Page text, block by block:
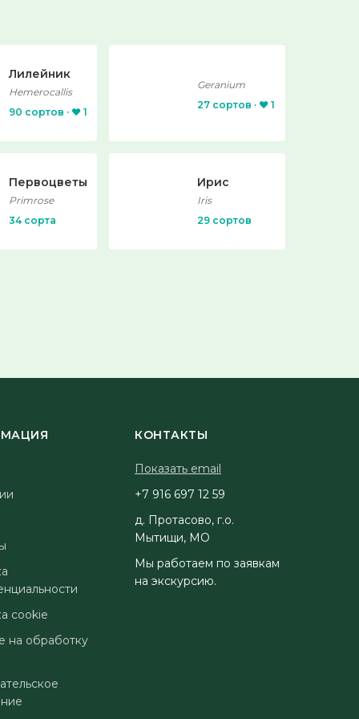
Лилейник
Hemerocallis
90 сортов · ❤️ 1
Geranium
27 сортов · ❤️ 1
Первоцветы
Primrose
34 сорта
Ирис
Iris
29 сортов
cookie
на обработку
КОНТАКТЫ
Показать email
95 21 796 619 7+
д. Протасово, г.о.
Мытищи, МО
Мы работаем по заявкам
на экскурсию.